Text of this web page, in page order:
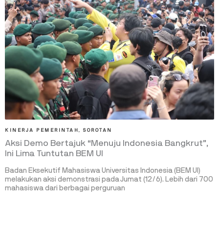
KINERJA PEMERINTAH , SOROTAN
Aksi Demo Bertajuk “Menuju Indonesia Bangkrut”,
Ini Lima Tuntutan BEM UI
Badan Eksekutif Mahasiswa Universitas Indonesia (BEM UI)
melakukan aksi demonstrasi pada Jumat (12/6). Lebih dari 700
mahasiswa dari berbagai perguruan